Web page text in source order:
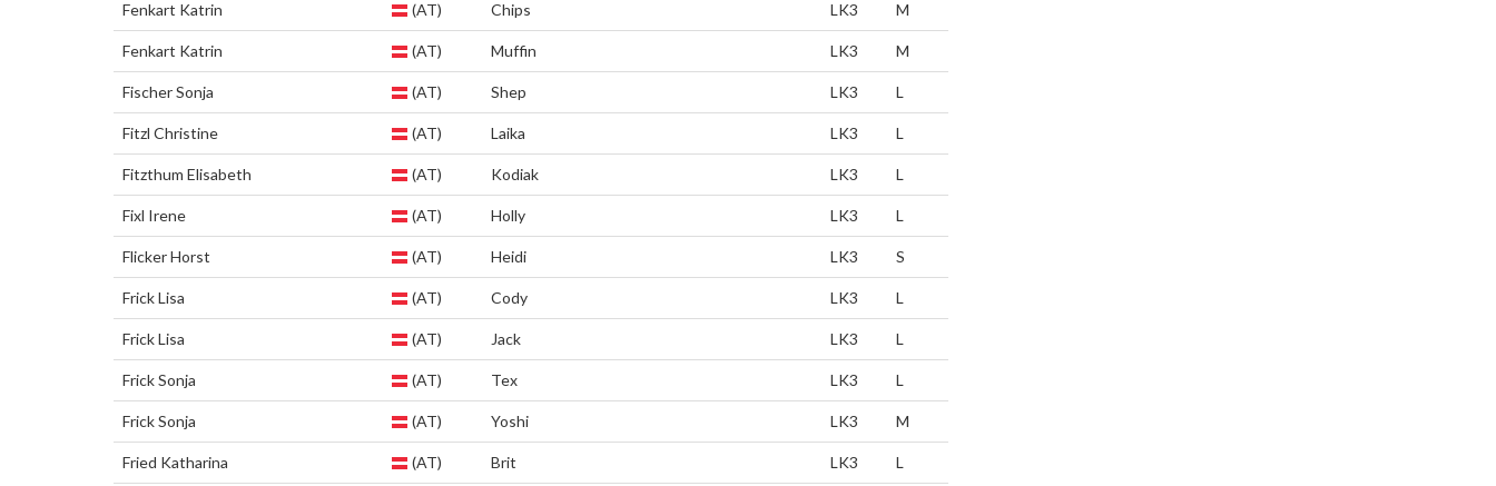
Fenkart Katrin (AT) Chips LK3 M
Fenkart Katrin (AT) Muffin LK3 M
Fischer Sonja (AT) Shep LK3 L
Fitzl Christine (AT) Laika LK3 L
Fitzthum Elisabeth (AT) Kodiak LK3 L
Fixl Irene (AT) Holly LK3 L
Flicker Horst (AT) Heidi LK3 S
Frick Lisa (AT) Cody LK3 L
Frick Lisa (AT) Jack LK3 L
Frick Sonja (AT) Tex LK3 L
Frick Sonja (AT) Yoshi LK3 M
Fried Katharina (AT) Brit LK3 L